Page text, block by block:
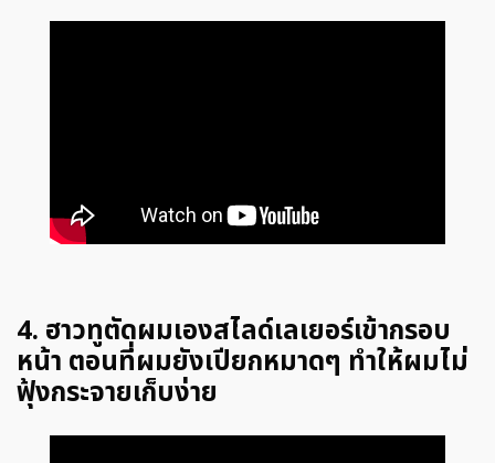
4. ฮาวทูตัดผมเองสไลด์เลเยอร์เข้ากรอบ
หน้า ตอนที่ผมยังเปียกหมาดๆ ทำให้ผมไม่
ฟุ้งกระจายเก็บง่าย